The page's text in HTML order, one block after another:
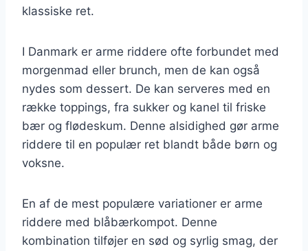
klassiske ret.
I Danmark er arme riddere ofte forbundet med
morgenmad eller brunch, men de kan også
nydes som dessert. De kan serveres med en
række toppings, fra sukker og kanel til friske
bær og flødeskum. Denne alsidighed gør arme
riddere til en populær ret blandt både børn og
voksne.
En af de mest populære variationer er arme
riddere med blåbærkompot. Denne
kombination tilføjer en sød og syrlig smag, der